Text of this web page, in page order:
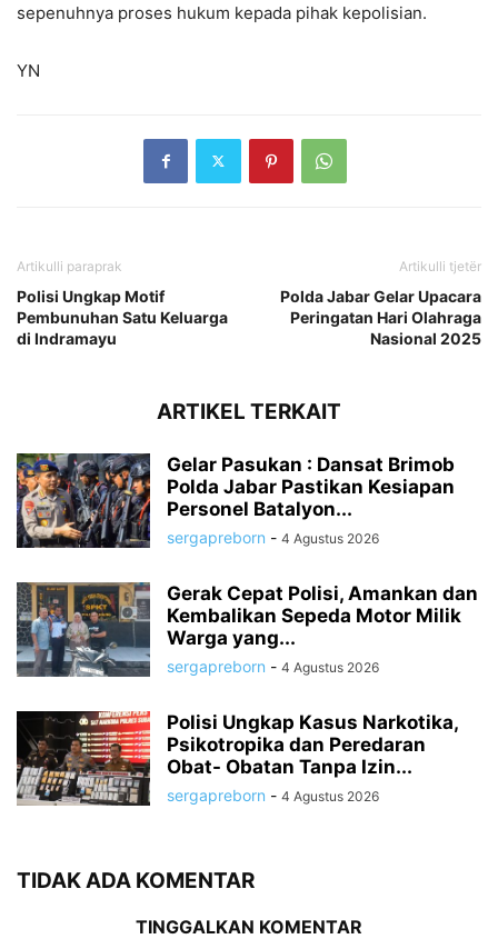
sepenuhnya proses hukum kepada pihak kepolisian.
YN
Artikulli paraprak
Polisi Ungkap Motif
Pembunuhan Satu Keluarga
di Indramayu
Artikulli tjetër
Polda Jabar Gelar Upacara
Peringatan Hari Olahraga
Nasional 2025
ARTIKEL TERKAIT
Gelar Pasukan : Dansat Brimob
Polda Jabar Pastikan Kesiapan
Personel Batalyon...
sergapreborn - 4 Agustus 2026
Gerak Cepat Polisi, Amankan dan
Kembalikan Sepeda Motor Milik
Warga yang...
sergapreborn - 4 Agustus 2026
Polisi Ungkap Kasus Narkotika,
Psikotropika dan Peredaran
Obat- Obatan Tanpa Izin...
sergapreborn - 4 Agustus 2026
TIDAK ADA KOMENTAR
TINGGALKAN KOMENTAR